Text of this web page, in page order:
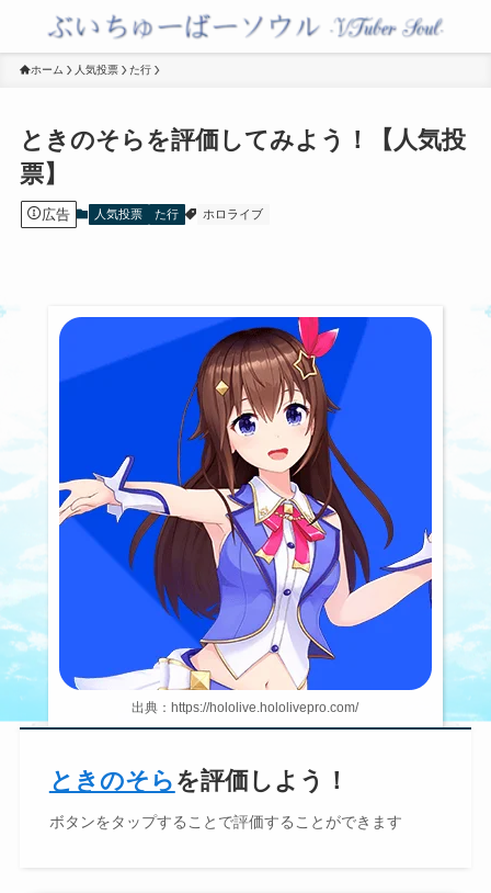
ホーム 人気投票 た行
ときのそらを評価してみよう！【人気投
票】
広告 人気投票 た行 ホロライブ
出典：https://hololive.hololivepro.com/
ときのそら を評価しよう！
ボタンをタップすることで評価することができます